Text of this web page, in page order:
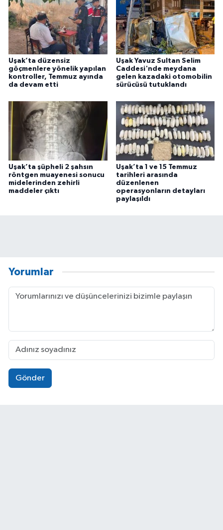
Uşak’ta düzensiz
göçmenlere yönelik yapılan
kontroller, Temmuz ayında
da devam etti
Uşak Yavuz Sultan Selim
Caddesi'nde meydana
gelen kazadaki otomobilin
sürücüsü tutuklandı
Uşak’ta şüpheli 2 şahsın
röntgen muayenesi sonucu
midelerinden zehirli
maddeler çıktı
Uşak’ta 1 ve 15 Temmuz
tarihleri arasında
düzenlenen
operasyonların detayları
paylaşıldı
Yorumlar
Gönder